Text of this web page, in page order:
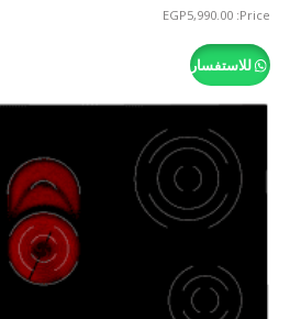
Price:
EGP5,990.00
للاستفسار